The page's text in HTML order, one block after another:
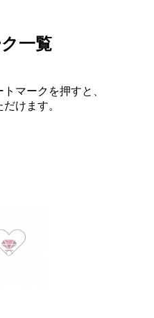
一覧
を押すと、
けます。